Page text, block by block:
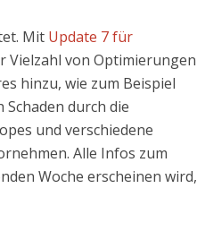
Mit Update 7 für
Vielzahl von Optimierungen
hinzu, wie zum Beispiel
Schaden durch die
und verschiedene
Alle Infos zum
Woche erscheinen wird,